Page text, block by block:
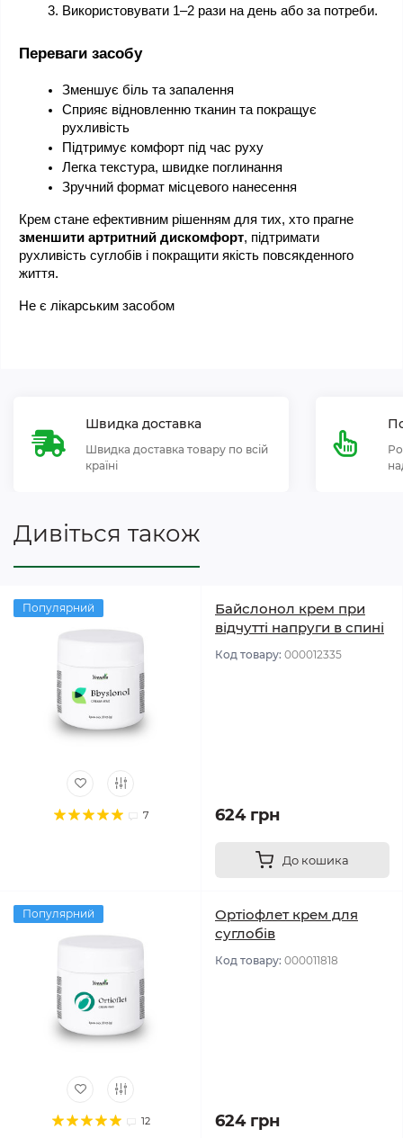
Використовувати 1–2 рази на день або за потреби.
Переваги засобу
Зменшує біль та запалення
Сприяє відновленню тканин та покращує
рухливість
Підтримує комфорт під час руху
Легка текстура, швидке поглинання
Зручний формат місцевого нанесення
зменшити артритний дискомфорт, підтримати
рухливість суглобів і покращити якість повсякденного
життя.
Не є лікарським засобом
Швидка доставка
Швидка доставка товару по всій
країні
Дивіться також
Популярний
7
Байслонол крем при
відчутті напруги в спині
Код товару: 000012335
624 грн
До кошика
Популярний
12
Ортіофлет крем для
суглобів
Код товару: 000011818
624 грн